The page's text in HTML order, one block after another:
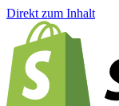
Direkt zum Inhalt